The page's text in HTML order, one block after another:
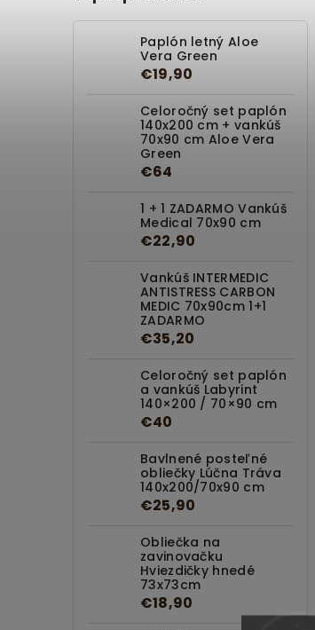
Paplón letný Aloe
Vera Green
€19,90
Celoročný set paplón
140x200 cm + vankúš
70x90 cm Aloe Vera
Green
€64
1 + 1 ZADARMO Vankúš
Medical 70x90 cm
€22,90
Vankúš INTERMEDIC
ANTISTRESS CARBON
MEDIC 70x90cm 1+1
ZADARMO
€35,20
Celoročný set paplón
a vankúš Labyrint
140×200 / 70×90 cm
€40
Bavlnené posteľné
obliečky Lúčna Tráva
140x200/70x90 cm
€25,90
Obliečka na
zavinovačku
Hviezdičky hnedé
73x73cm
€18,90